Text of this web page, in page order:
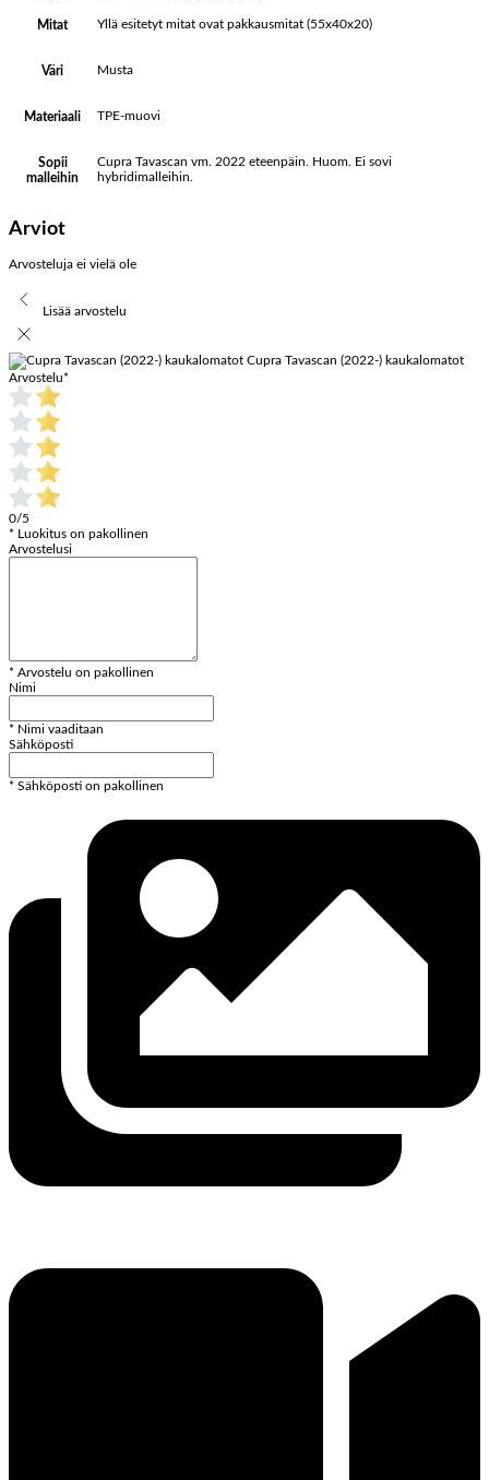
Mitat Yllä esitetyt mitat ovat pakkausmitat (55x40x20)
Väri Musta
Materiaali TPE-muovi
Sopii
malleihin
Cupra Tavascan vm. 2022 eteenpäin. Huom. Ei sovi
hybridimalleihin.
Arviot
Arvosteluja ei vielä ole
Lisää arvostelu
Cupra Tavascan (2022-) kaukalomatot
Arvostelu*
0/5
* Luokitus on pakollinen
Arvostelusi
* Arvostelu on pakollinen
Nimi
* Nimi vaaditaan
Sähköposti
* Sähköposti on pakollinen